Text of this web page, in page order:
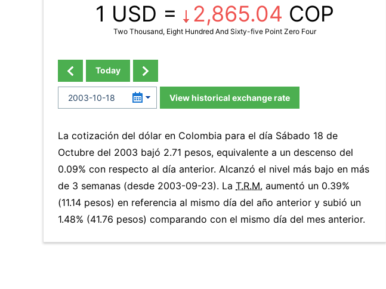
1 USD = 2,865.04 COP
Two Thousand, Eight Hundred And Sixty-five Point Zero Four
Today
View historical exchange rate
La cotización del dólar en Colombia para el día Sábado 18 de
Octubre del 2003 bajó 2.71 pesos, equivalente a un descenso del
0.09% con respecto al día anterior. Alcanzó el nivel más bajo en más
de 3 semanas (desde 2003-09-23). La T.R.M. aumentó un 0.39%
(11.14 pesos) en referencia al mismo día del año anterior y subió un
1.48% (41.76 pesos) comparando con el mismo día del mes anterior.